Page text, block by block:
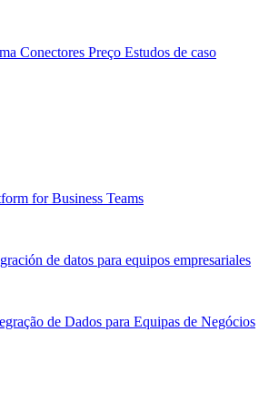
Conectores Preço Estudos de caso
for Business Teams
de datos para equipos empresariales
de Dados para Equipas de Negócios